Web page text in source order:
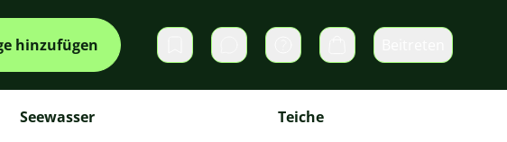
hinzufügen DirektnachrichtenWarenkorb
Seewasser Teiche